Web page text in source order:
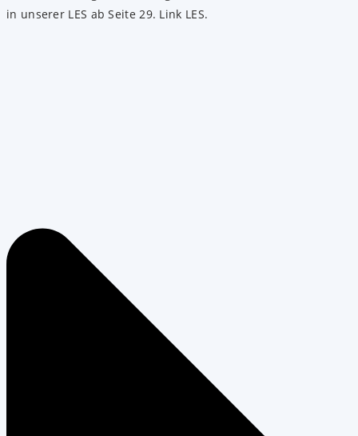
in unserer LES ab Seite 29. Link LES.